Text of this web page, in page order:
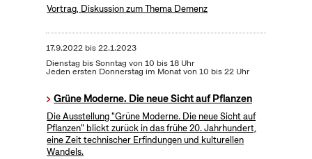
Vortrag, Diskussion zum Thema Demenz
17.9.2022bis22.1.2023
Dienstag bis Sonntag von 10 bis 18 Uhr
Jeden ersten Donnerstag im Monat von 10 bis 22 Uhr
Grüne Moderne. Die neue Sicht auf Pflanzen
Die Ausstellung "Grüne Moderne. Die neue Sicht auf
Pflanzen" blickt zurück in das frühe 20. Jahrhundert,
eine Zeit technischer Erfindungen und kulturellen
Wandels.